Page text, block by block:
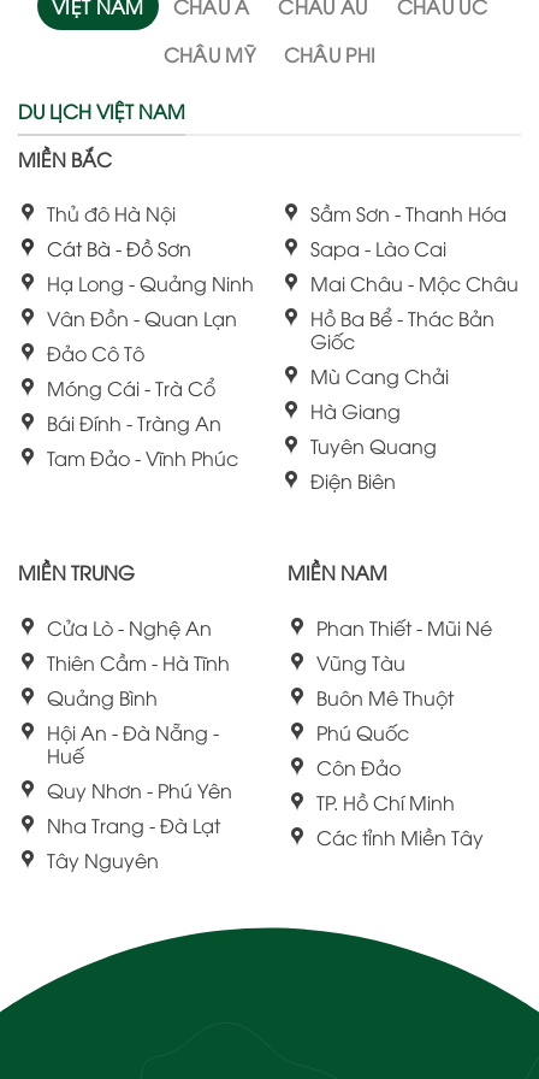
VIỆT NAM CHÂU Á CHÂU ÂU
CHÂU ÚC
CHÂU MỸ
CHÂU PHI
DU LỊCH VIỆT NAM
MIỀN BẮC
Thủ đô Hà Nội
Cát Bà - Đồ Sơn
Hạ Long - Quảng Ninh
Vân Đồn - Quan Lạn
Đảo Cô Tô
Móng Cái - Trà Cổ
Bái Đính - Tràng An
Tam Đảo - Vĩnh Phúc
Sầm Sơn - Thanh Hóa
Sapa - Lào Cai
Mai Châu - Mộc Châu
Hồ Ba Bể - Thác Bản
Giốc
Mù Cang Chải
Hà Giang
Tuyên Quang
Điện Biên
MIỀN TRUNG
Cửa Lò - Nghệ An
Thiên Cầm - Hà Tĩnh
Quảng Bình
Hội An - Đà Nẵng -
Huế
Quy Nhơn - Phú Yên
Nha Trang - Đà Lạt
Tây Nguyên
MIỀN NAM
Phan Thiết - Mũi Né
Vũng Tàu
Buôn Mê Thuột
Phú Quốc
Côn Đảo
TP. Hồ Chí Minh
Các tỉnh Miền Tây